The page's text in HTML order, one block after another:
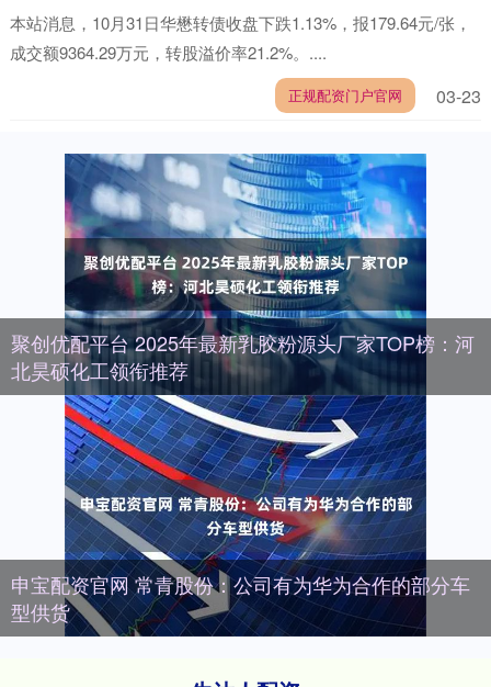
03-23
本站消息，10月31日华懋转债收盘下跌1.13%，报179.64元/张，
成交额9364.29万元，转股溢价率21.2%。....
正规配资门户官网
聚创优配平台 2025年最新乳胶粉源头厂家TOP榜：河
北昊硕化工领衔推荐
申宝配资官网 常青股份：公司有为华为合作的部分车
型供货